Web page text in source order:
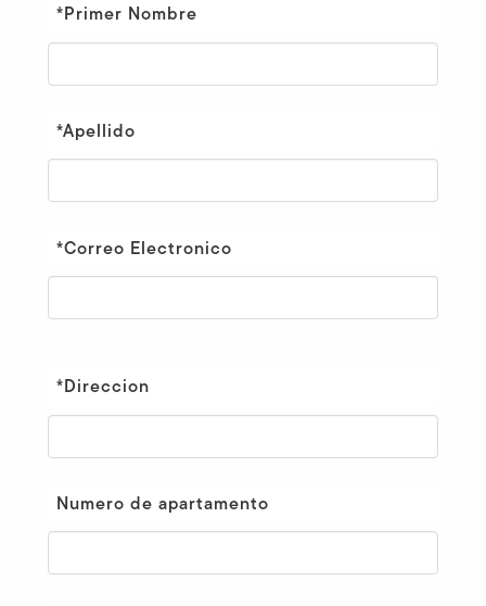
*Primer Nombre
*Apellido
*Correo Electronico
*Direccion
Numero de apartamento